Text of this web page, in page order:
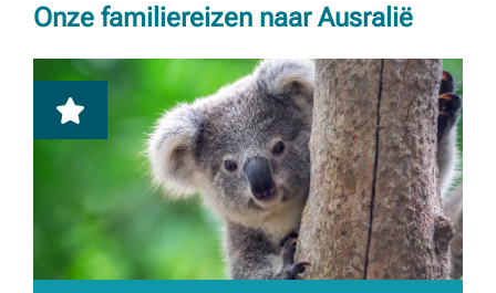
Onze familiereizen naar Ausralië